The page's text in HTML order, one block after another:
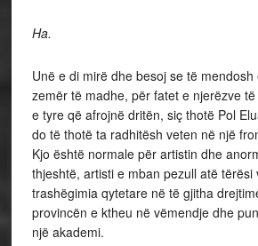
Ha.
Unë e di mirë dhe besoj se të
zemër të madhe, për fatet e njerëzve
e tyre që afrojnë dritën, siç thotë Pol
do të thotë ta radhitësh veten në një
Kjo është normale për artistin dhe
thjeshtë, artisti e mban pezull atë tërësi
trashëgimia qytetare në të gjitha
provincën e ktheu në vëmendje dhe
një akademi.